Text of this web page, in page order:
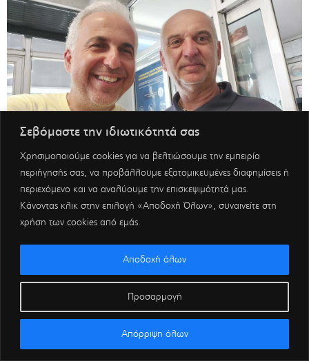
Σεβόμαστε την ιδιωτικότητά σας
Χρησιμοποιούμε cookies για να βελτιώσουμε την εμπειρία
περιήγησής σας, να προβάλλουμε εξατομικευμένες διαφημίσεις ή
περιεχόμενο και να αναλύουμε την επισκεψιμότητά μας.
Κάνοντας κλικ στην επιλογή «Αποδοχή Όλων», συναινείτε στη
χρήση των cookies από εμάς.
Προσαρμογή
Απόρριψη όλων
Αποδοχή όλων